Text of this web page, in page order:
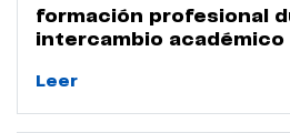
formación profesional
intercambio académico
Leer